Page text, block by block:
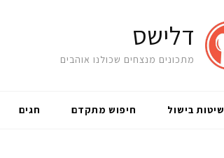
דלישס
מתכונים מנצחים שכולנו אוהבים
שיטות בישול חיפוש מתקדם חגים